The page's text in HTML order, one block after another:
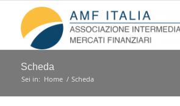
Scheda
Sei in: Home / Scheda